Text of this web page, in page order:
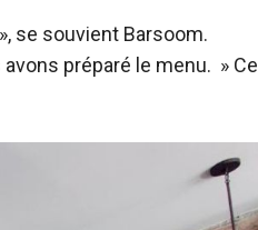
se souvient Barsoom.
préparé le menu. » Ce